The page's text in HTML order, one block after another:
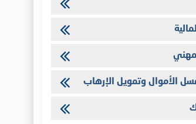
المجيد
الرساميل العدد الرابع عشر من مجلة سوق
الأموال وتمويل الإرهاب